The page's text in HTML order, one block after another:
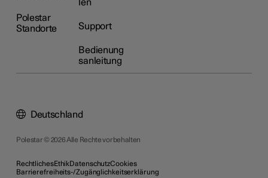
Polestar
Standorte
len
Support
Bedienung
sanleitung
Polestar © 2026 Alle Rechte vorbehalten
RechtlichesEthikDatenschutzCookies
Barrierefreiheits-/Zugänglichkeitserklärung
Deutschland